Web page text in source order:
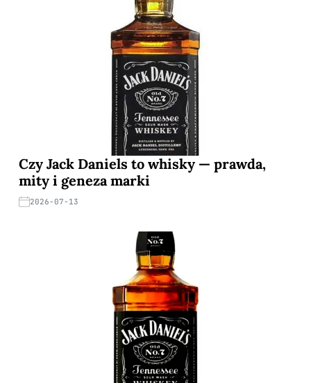
Czy Jack Daniels to whisky — prawda,
mity i geneza marki
2026-07-13